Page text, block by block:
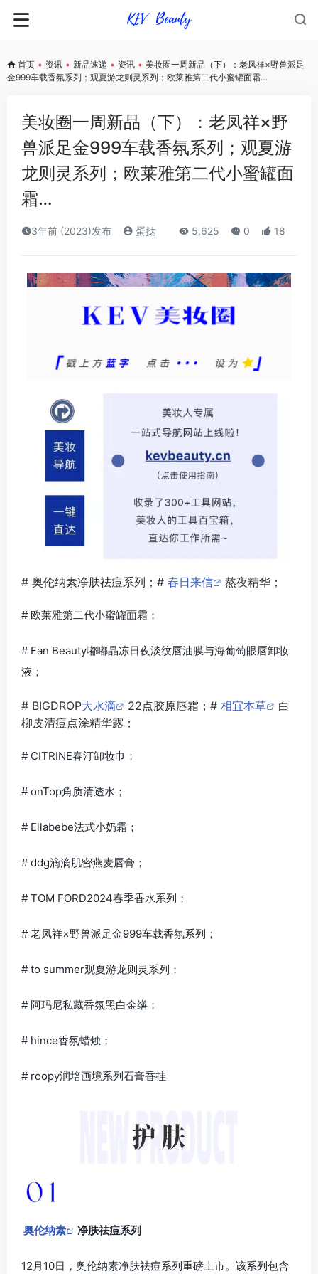
首页 • 资讯 • 新品速递 • 资讯 • 美妆圈一周新品（下）：老凤祥×野兽派足
金999车载香氛系列；观夏游龙则灵系列；欧莱雅第二代小蜜罐面霜…
美妆圈一周新品（下）：老凤祥×野
兽派足金999车载香氛系列；观夏游
龙则灵系列；欧莱雅第二代小蜜罐面
霜…
3年前 (2023)发布 蛋挞 5,625 0 18
# 奥伦纳素净肤祛痘系列；# 春日来信 熬夜精华；
# 欧莱雅第二代小蜜罐面霜；
# Fan Beauty嘟嘟晶冻日夜淡纹唇油膜与海葡萄眼唇卸妆
液；
# BIGDROP大水滴 22点胶原唇霜；# 相宜本草
白
柳皮清痘点涂精华露；
# CITRINE春汀卸妆巾；
# onTop角质清透水；
# Ellabebe法式小奶霜；
# ddg滴滴肌密燕麦唇膏；
# TOM FORD2024春季香水系列；
# 老凤祥×野兽派足金999车载香氛系列；
# to summer观夏游龙则灵系列；
# 阿玛尼私藏香氛黑白金缮；
# hince香氛蜡烛；
# roopy润培画境系列石膏香挂
奥伦纳素 净肤祛痘系列
12月10日，奥伦纳素净肤祛痘系列重磅上市。该系列包含